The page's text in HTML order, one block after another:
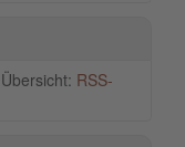
RSS-